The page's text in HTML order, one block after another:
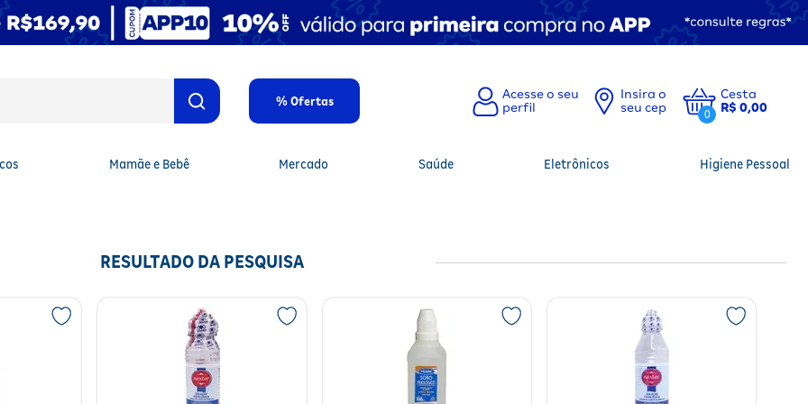
% Ofertas
Insira o
seu cep
0
Cesta
R$ 0,00
Mamãe e Bebê Mercado Saúde Eletrônicos Higiene Pessoal
RESULTADO DA PESQUISA